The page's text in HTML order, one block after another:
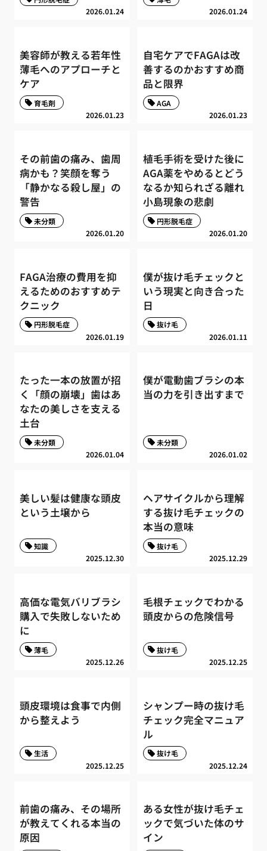
2026.01.24
2026.01.24
美容師が教える若年性
薄毛へのアプローチと
ケア
2026.01.23
育毛剤
自宅ケアでFAGAは改
善するのかおすすめ商
品と限界
2026.01.23
AGA
その前歯の痛み、歯周
病かも？笑顔を奪う
「静かなる殺し屋」の
警告
2026.01.20
未分類
植毛手術を受けた後に
AGA薬をやめるとどう
なるか知られざる離れ
小島現象の悲劇
2026.01.20
円形脱毛症
FAGA治療の費用を抑
えるためのおすすめテ
クニック
2026.01.19
円形脱毛症
僕が抜け毛チェックと
いう現実と向き合った
日
2026.01.11
抜け毛
たった一本の放置が招
く「顔の崩壊」歯はあ
なたの美しさを支える
土台
2026.01.04
未分類
僕が電動歯ブラシの本
当の力を引き出すまで
2026.01.02
未分類
美しい髪は健康な頭皮
という土壌から
2025.12.30
知識
ヘアサイクルから理解
する抜け毛チェックの
本当の意味
2025.12.29
抜け毛
高価な電気バリブラシ
購入で失敗しないため
に
2025.12.26
薄毛
毛根チェックでわかる
頭皮からの危険信号
2025.12.25
抜け毛
頭皮環境は食事で内側
から整えよう
2025.12.25
生活
シャンプー時の抜け毛
チェック完全マニュア
ル
2025.12.24
抜け毛
前歯の痛み、その場所
が教えてくれる本当の
原因
ある女性が抜け毛チェ
ックで気づいた体のサ
イン